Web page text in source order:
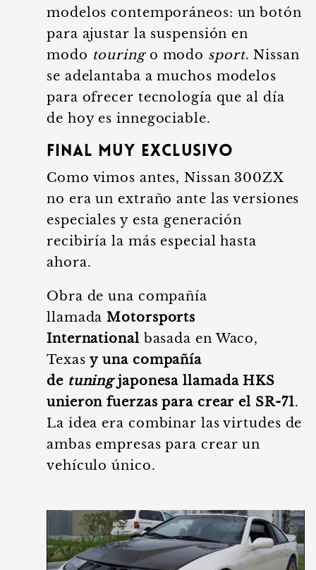
modelos contemporáneos: un botón
para ajustar la suspensión en
modo touringo modo sport. Nissan
se adelantaba a muchos modelos
para ofrecer tecnología que al día
de hoy es innegociable.
Final muy exclusivo
Como vimos antes, Nissan 300ZX
no era un extraño ante las versiones
especiales y esta generación
recibiría la más especial hasta
ahora.
Obra de una compañía
llamadaMotorsports
International basada en Waco,
Texasy una compañía
de tuningjaponesa llamada HKS
unieron fuerzas para crear el SR-71.
La idea era combinar las virtudes de
ambas empresas para crear un
vehículo único.